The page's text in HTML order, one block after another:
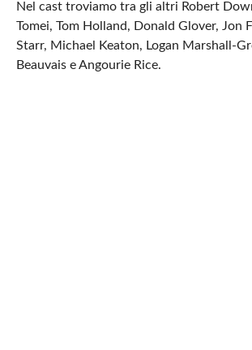
Nel cast troviamo tra gli altri Robert
Tomei, Tom Holland, Donald Glover, Jon
Starr, Michael Keaton, Logan Marshall-
Beauvais e Angourie Rice.